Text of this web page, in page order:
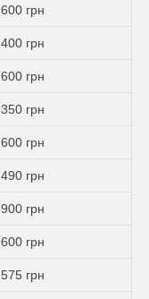
600 грн
400 грн
600 грн
350 грн
600 грн
490 грн
900 грн
600 грн
575 грн